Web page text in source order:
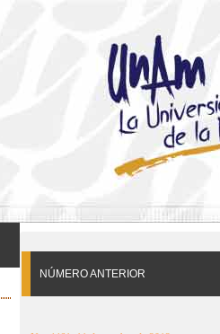
NÚMERO ANTERIOR